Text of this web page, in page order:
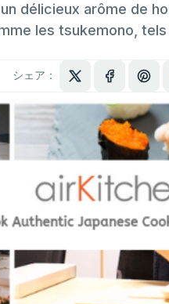
délicieux arôme de
les tsukemono,
シェア：